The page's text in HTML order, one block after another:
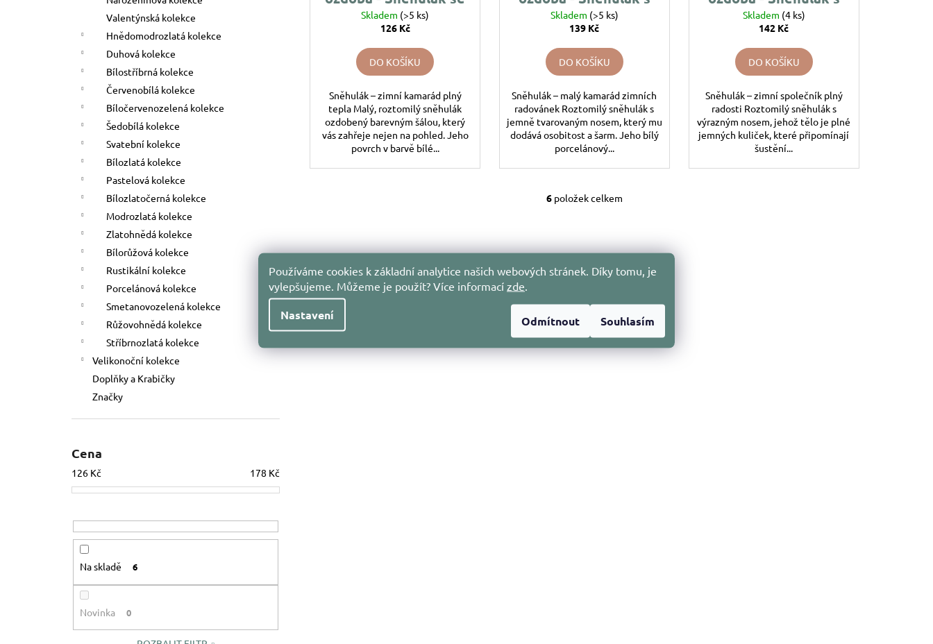
Používáme cookies k základní analytice našich webových stránek. Díky tomu, je
vylepšujeme. Můžeme je použít? Více informací zde
Nastavení Odmítnout Souhlasím
Valentýnská kolekce
Hnědomodrozlatá kolekce
Duhová kolekce
Bílostříbrná kolekce
Červenobílá kolekce
Bíločervenozelená kolekce
Šedobílá kolekce
Svatební kolekce
Bílozlatá kolekce
Pastelová kolekce
Bílozlatočerná kolekce
Modrozlatá kolekce
Zlatohnědá kolekce
Bílorůžová kolekce
Rustikální kolekce
Porcelánová kolekce
Smetanovozelená kolekce
Růžovohnědá kolekce
Stříbrnozlatá kolekce
Velikonoční kolekce
Doplňky a Krabičky
Značky
Cena
126 Kč 178 Kč
Na skladě 6
Novinka 0
šálou
Skladem (>5 ks)
126 Kč
DO KOŠÍKU
Sněhulák – zimní kamarád plný
tepla Malý, roztomilý sněhulák
ozdobený barevným šálou, který
vás zahřeje nejen na pohled. Jeho
povrch v barvě bílé...
nosem
Skladem (>5 ks)
139 Kč
DO KOŠÍKU
Sněhulák – malý kamarád zimních
radovánek Roztomilý sněhulák s
jemně tvarovaným nosem, který mu
dodává osobitost a šarm. Jeho bílý
porcelánový...
nosem plněný
kuličkami
Skladem (4 ks)
142 Kč
DO KOŠÍKU
Sněhulák – zimní společník plný
radosti Roztomilý sněhulák s
výrazným nosem, jehož tělo je plné
jemných kuliček, které připomínají
šustění...
O
á
d
a
r
v
6 položek celkem